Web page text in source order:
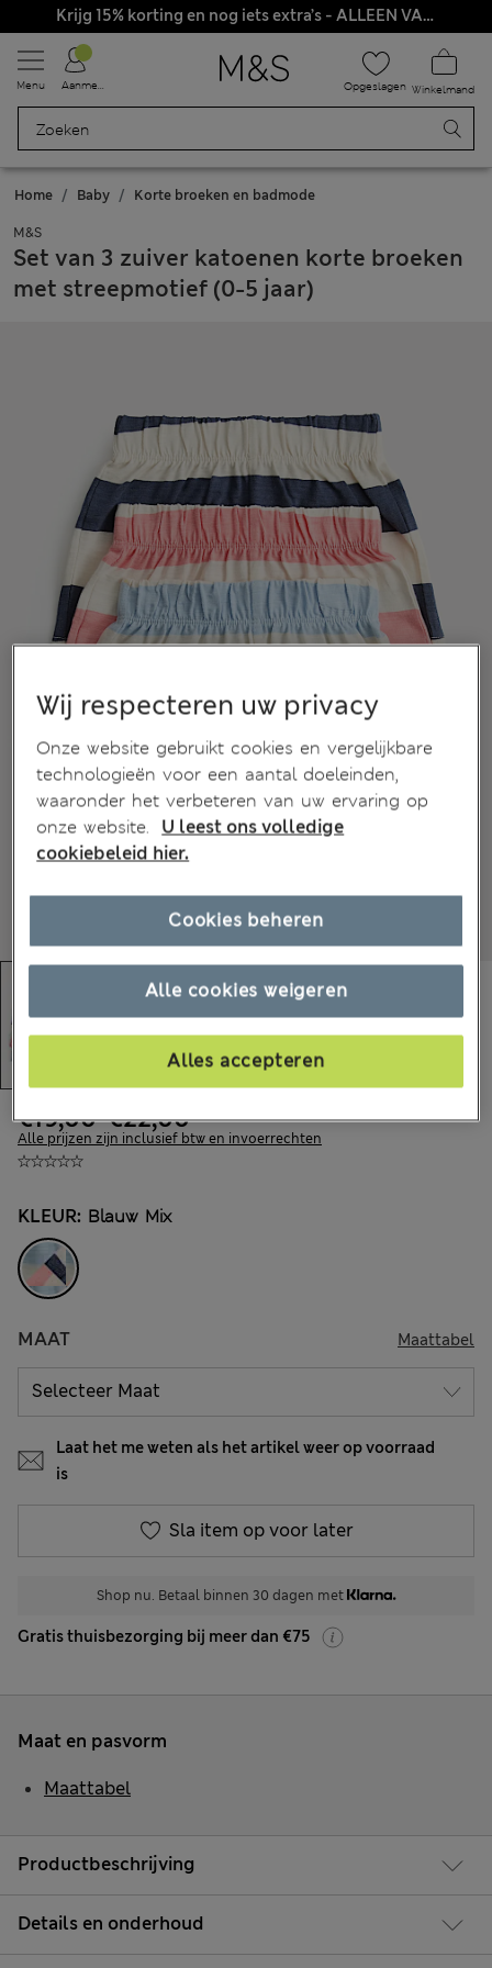
Krijg 15% korting en nog iets extra’s - ALLEEN VANDAAG NOG
Menu Aanmelden Opgeslagen Winkelmand
Home Baby Korte broeken en badmode
M&S
Set van 3 zuiver katoenen korte broeken
met streepmotief (0-5 jaar)
€19,00-€22,00
Alle prijzen zijn inclusief btw en invoerrechten
KLEUR: Blauw Mix
MAAT Maattabel
Laat het me weten als het artikel weer op voorraad
is
Sla item op voor later
Shop nu. Betaal binnen 30 dagen met
Gratis thuisbezorging bij meer dan €75
Productbeschrijving
Details en onderhoud
Maat en pasvorm
Maattabel
Wij respecteren uw privacy
Onze website gebruikt cookies en vergelijkbare
technologieën voor een aantal doeleinden,
waaronder het verbeteren van uw ervaring op
onze website.
U leest ons volledige
cookiebeleid hier.
Alle cookies weigeren
Alles accepteren
Cookies beheren